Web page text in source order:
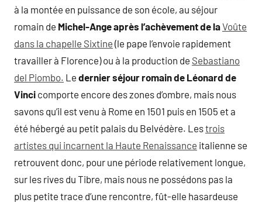
à la montée en puissance de son école, au séjour
romain de Michel-Ange après l’achèvement de laVoûte
dans la chapelle Sixtine (le pape l’envoie rapidement
travailler à Florence) ou à la production de Sebastiano
del Piombo. Le dernier séjour romain de Léonard de
Vinci comporte encore des zones d’ombre, mais nous
savons qu’il est venu à Rome en 1501 puis en 1505 et a
été hébergé au petit palais du Belvédère. Lestrois
artistes qui incarnent la Haute Renaissance italienne se
retrouvent donc, pour une période relativement longue,
sur les rives du Tibre, mais nous ne possédons pas la
plus petite trace d’une rencontre, fût-elle hasardeuse